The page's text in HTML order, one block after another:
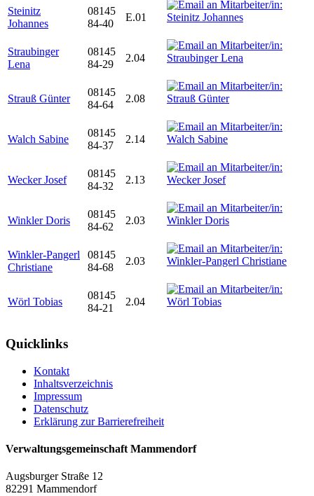
Steinitz
Johannes
08145
84-40
E.01
Straubinger
Lena
08145
84-29
2.04
Strauß Günter
08145
84-64
2.08
Walch Sabine
08145
84-37
2.14
Wecker Josef
08145
84-32
2.13
Winkler Doris
08145
84-62
2.03
Winkler-Pangerl
Christiane
08145
84-68
2.03
Wörl Tobias
08145
84-21
2.04
Quicklinks
Kontakt
Inhaltsverzeichnis
Impressum
Datenschutz
Erklärung zur Barrierefreiheit
Verwaltungsgemeinschaft Mammendorf
Augsburger Straße 12
82291 Mammendorf